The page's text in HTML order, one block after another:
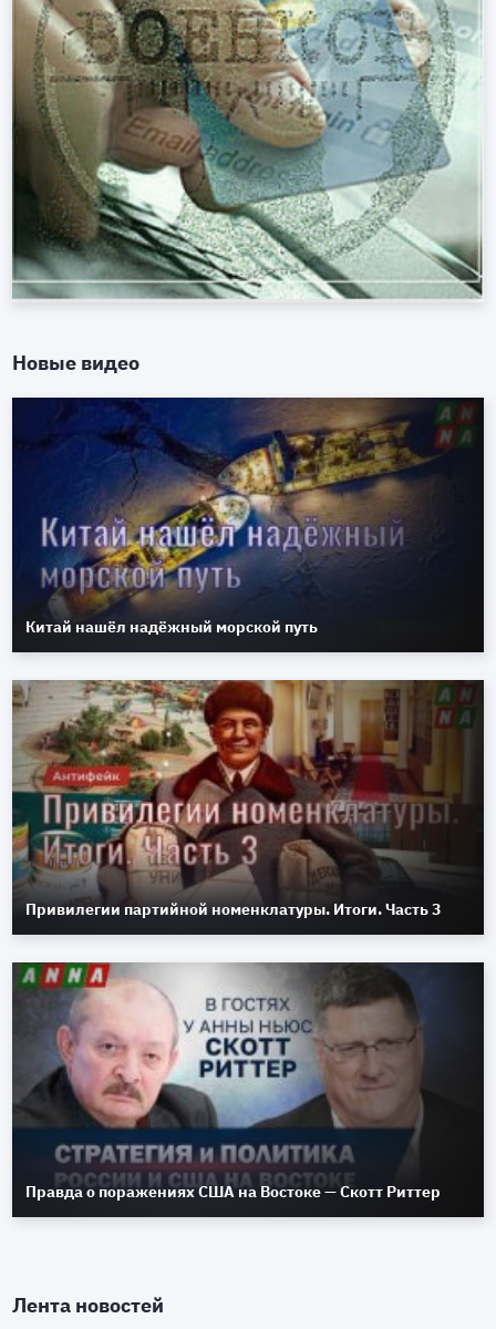
Новые видео
Китай нашёл надёжный морской путь
Привилегии партийной номенклатуры. Итоги. Часть 3
Правда о поражениях США на Востоке — Скотт Риттер
Лента новостей